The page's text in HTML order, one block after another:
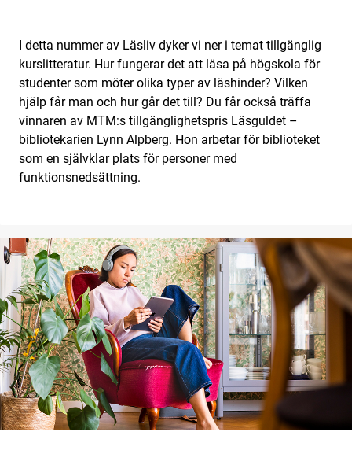
I detta nummer av Läsliv dyker vi ner i temat tillgänglig
kurslitteratur. Hur fungerar det att läsa på högskola för
studenter som möter olika typer av läshinder? Vilken
hjälp får man och hur går det till? Du får också träffa
vinnaren av MTM:s tillgänglighetspris Läsguldet –
bibliotekarien Lynn Alpberg. Hon arbetar för biblioteket
som en självklar plats för personer med
funktionsnedsättning.